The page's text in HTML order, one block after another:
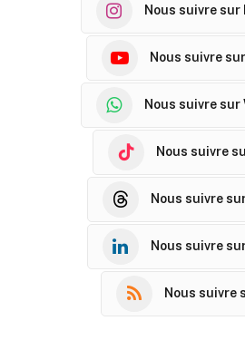
Nous suivre
Nous suivre
Nous suivre
Nous suivre
Nous suivre
Nous suivre
Nous suivre